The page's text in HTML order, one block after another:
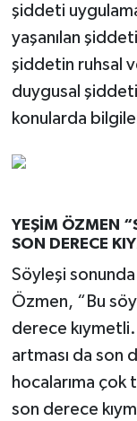
şiddeti
yaşanılan
şiddetin ruhsal
duygusal
konularda
YEŞİM ÖZMEN
SON DERECE
Söyleşi sonunda
Özmen, “Bu
derece kıymetli.
artması da son
hocalarıma çok
son derece